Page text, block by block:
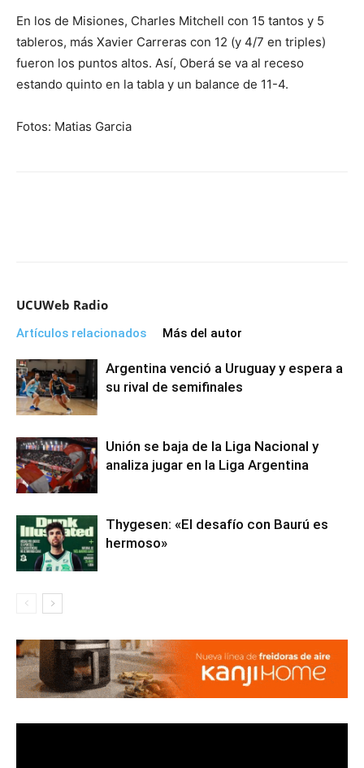
En los de Misiones, Charles Mitchell con 15 tantos y 5
tableros, más Xavier Carreras con 12 (y 4/7 en triples)
fueron los puntos altos. Así, Oberá se va al receso
estando quinto en la tabla y un balance de 11-4.
Fotos: Matias Garcia
UCUWeb Radio
Artículos relacionados Más del autor
Argentina venció a Uruguay y espera a
su rival de semifinales
Unión se baja de la Liga Nacional y
analiza jugar en la Liga Argentina
Thygesen: «El desafío con Baurú es
hermoso»